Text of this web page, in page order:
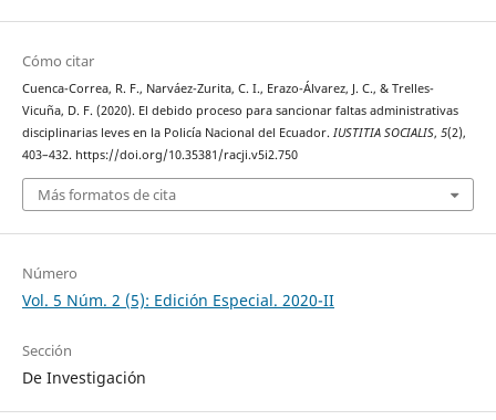
Cómo citar
Cuenca-Correa, R. F., Narváez-Zurita, C. I., Erazo-Álvarez, J. C., & Trelles-
Vicuña, D. F. (2020). El debido proceso para sancionar faltas administrativas
disciplinarias leves en la Policía Nacional del Ecuador. IUSTITIA SOCIALIS, 5(2),
403–432. https://doi.org/10.35381/racji.v5i2.750
Más formatos de cita
Número
Vol. 5 Núm. 2 (5): Edición Especial. 2020-II
Sección
De Investigación